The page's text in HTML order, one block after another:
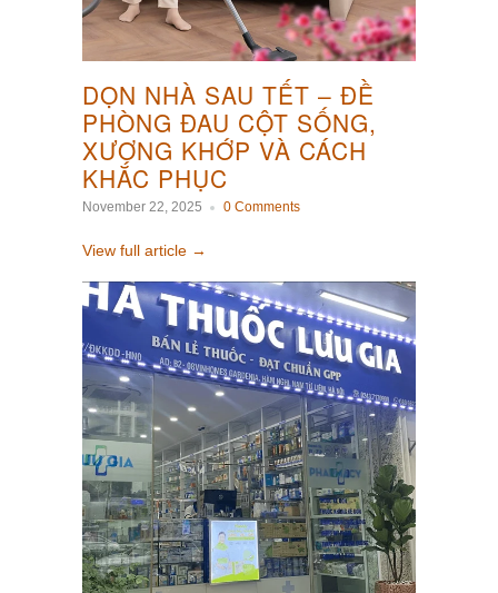
DỌN NHÀ SAU TẾT – ĐỀ
PHÒNG ĐAU CỘT SỐNG,
XƯƠNG KHỚP VÀ CÁCH
KHẮC PHỤC
November 22, 2025 0 Comments
View full article →